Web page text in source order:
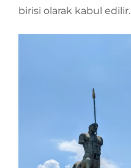
birisi olarak kabul edilir.